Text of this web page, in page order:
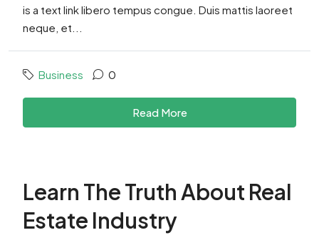
is a text link libero tempus congue. Duis mattis laoreet
neque, et...
Business 0
Read More
Learn The Truth About Real
Estate Industry